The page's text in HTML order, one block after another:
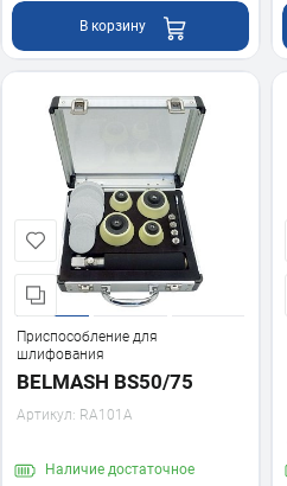
В корзину
Приспособление для
шлифования
BELMASH BS50/75
Артикул: RA101A
Наличие достаточное